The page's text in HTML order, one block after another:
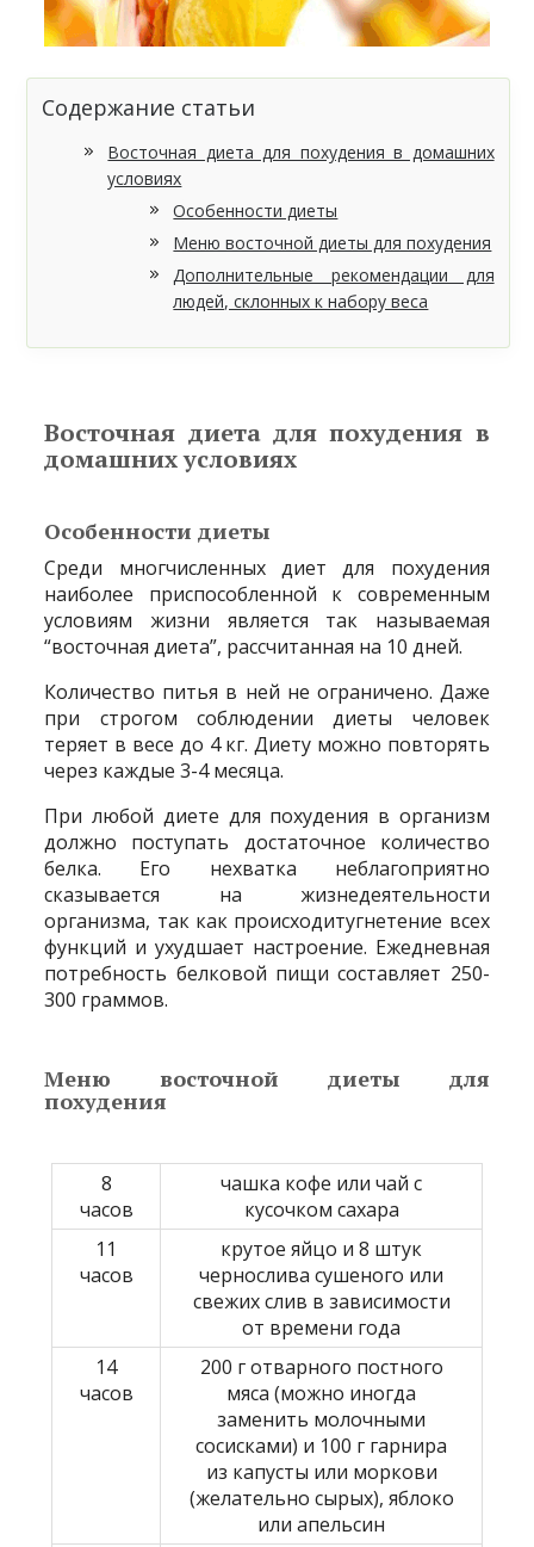
Содержание статьи
Восточная диета для похудения в домашних
условиях
Особенности диеты
Меню восточной диеты для похудения
Дополнительные рекомендации для
людей, склонных к набору веса
Восточная диета для похудения в
домашних условиях
Особенности диеты
Среди многчисленных диет для похудения
наиболее приспособленной к современным
условиям жизни является так называемая
“восточная диета”, рассчитанная на 10 дней.
Количество питья в ней не ограничено. Даже
при строгом соблюдении диеты человек
теряет в весе до 4 кг. Диету можно повторять
через каждые 3-4 месяца.
При любой диете для похудения в организм
должно поступать достаточное количество
белка. Его нехватка неблагоприятно
сказывается на жизнедеятельности
организма, так как происходитугнетение всех
функций и ухудшает настроение. Ежедневная
потребность белковой пищи составляет 250-
300 граммов.
Меню восточной диеты для
похудения
8
часов
чашка кофе или чай с
кусочком сахара
11
часов
крутое яйцо и 8 штук
чернослива сушеного или
свежих слив в зависимости
от времени года
14
часов
200 г отварного постного
мяса (можно иногда
заменить молочными
сосисками) и 100 г гарнира
из капусты или моркови
(желательно сырых), яблоко
или апельсин